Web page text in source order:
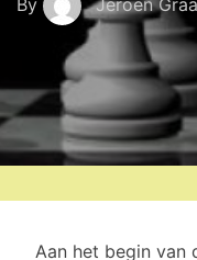
Aan het begin van